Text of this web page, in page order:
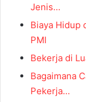
Jenis…
Biaya Hidup
PMI
Bekerja di
Bagaimana
Pekerja…